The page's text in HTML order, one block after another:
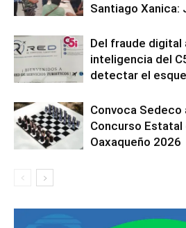
Santiago Xanica:
Del fraude digital
inteligencia del
detectar el
Convoca Sedeco
Concurso
Oaxaqueño 2026